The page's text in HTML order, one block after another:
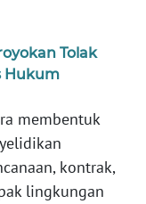
Tolak
Hukum
membentuk
kontrak,
lingkungan